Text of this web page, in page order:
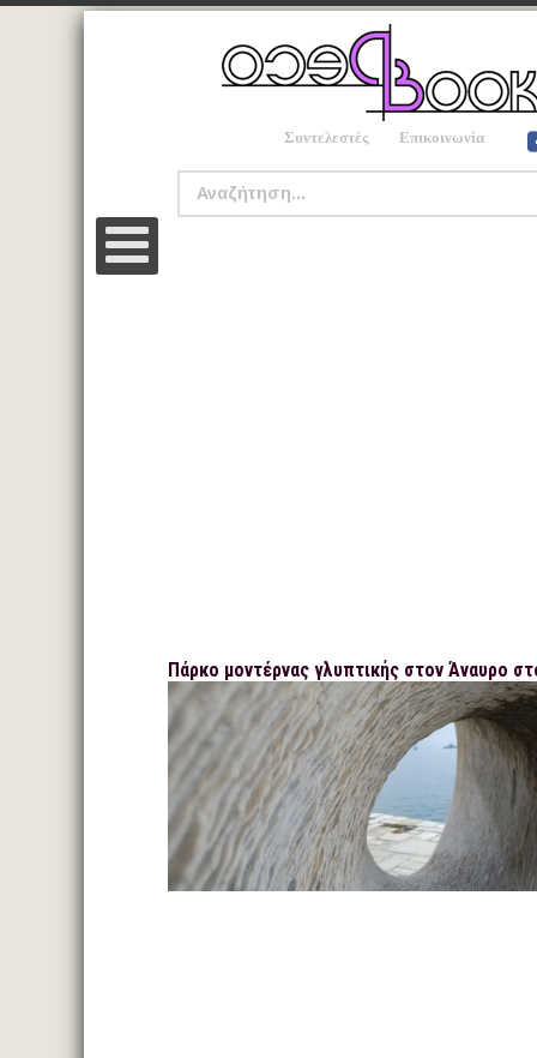
Συντελεστές Επικοινωνία
Πάρκο μοντέρνας γλυπτικής στον Άναυρο